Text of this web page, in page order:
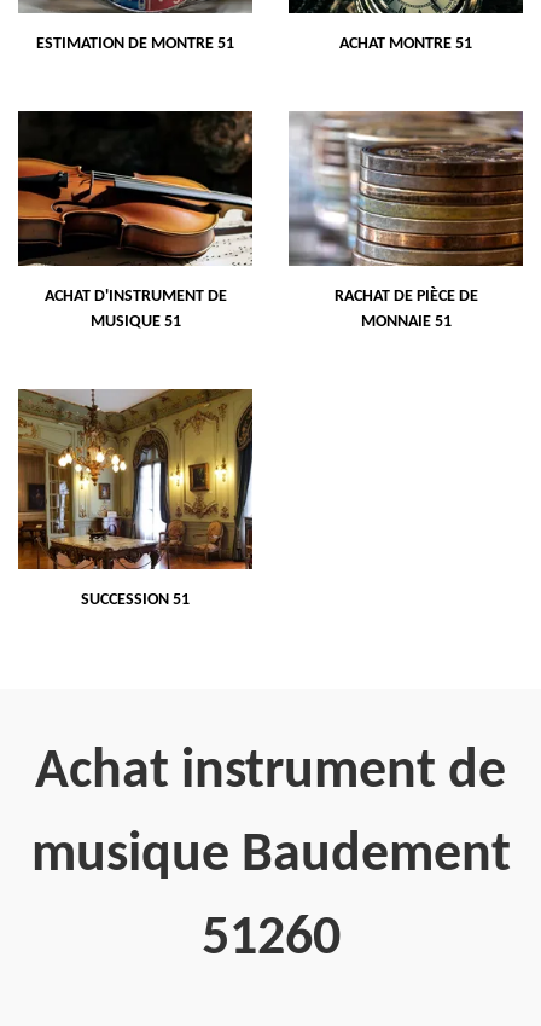
ESTIMATION DE MONTRE 51 ACHAT MONTRE 51
ACHAT D'INSTRUMENT DE
MUSIQUE 51
RACHAT DE PIÈCE DE
MONNAIE 51
SUCCESSION 51
Achat instrument de
musique Baudement
51260